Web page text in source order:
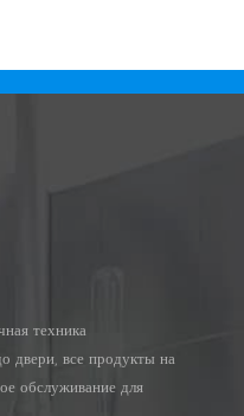
техника
двери, все продукты на
обслуживание для